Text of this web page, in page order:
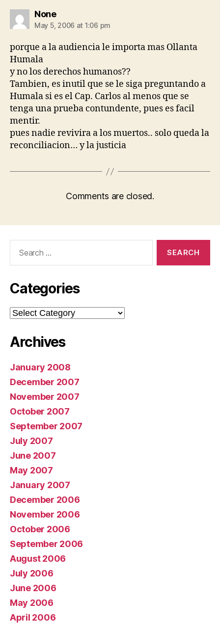
Nonesays:
May 5, 2006 at 1:06 pm
porque a la audiencia le importa mas Ollanta
Humala
y no los derechos humanos??
Tambien, es inutil que se le siga preguntando a
Humala si es el Cap. Carlos al menos que se
tenga una prueba contundente, pues es facil
mentir.
pues nadie revivira a los muertos.. solo queda la
reconciliacion… y la justicia
Comments are closed.
Categories
Categories
Archives
January 2008
December 2007
November 2007
October 2007
September 2007
July 2007
June 2007
May 2007
January 2007
December 2006
November 2006
October 2006
September 2006
August 2006
July 2006
June 2006
May 2006
April 2006